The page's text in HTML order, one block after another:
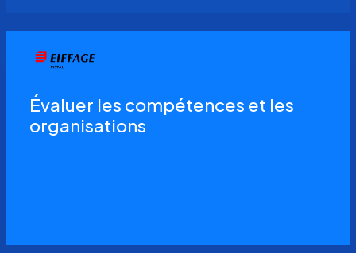
Évaluer les compétences et les
organisations